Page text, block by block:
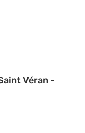
Véran -